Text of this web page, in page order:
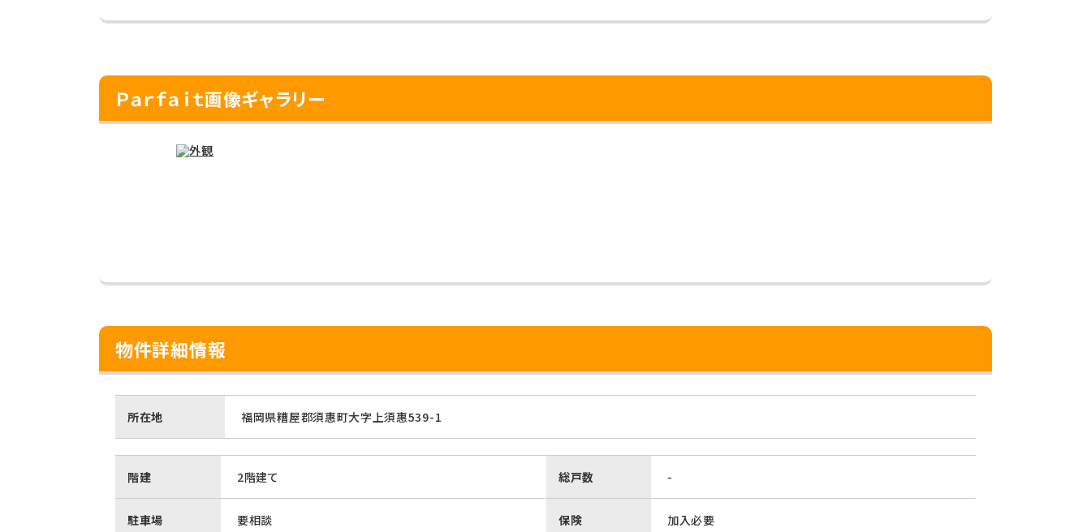
Ｐａｒｆａｉｔ画像ギャラリー
物件詳細情報
所在地 福岡県糟屋郡須惠町大字上須惠539-1
階建 2階建て 総戸数 -
駐車場 要相談 保険 加入必要